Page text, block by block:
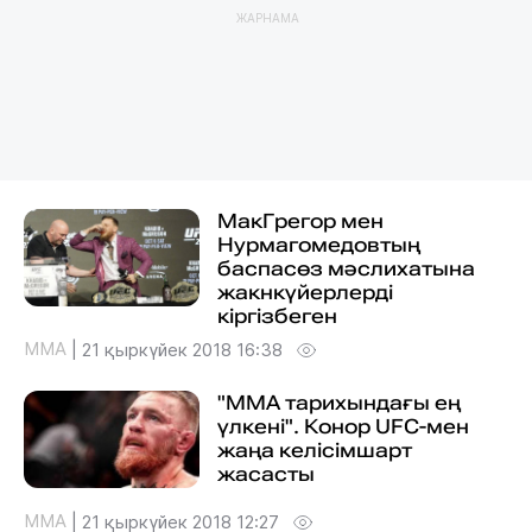
ЖАРНАМА
МакГрегор мен
Нурмагомедовтың
баспасөз мәслихатына
жакнкүйерлерді
кіргізбеген
MMA 21 қыркүйек 2018 16:38
"ММА тарихындағы ең
үлкені". Конор UFC-мен
жаңа келісімшарт
жасасты
MMA 21 қыркүйек 2018 12:27